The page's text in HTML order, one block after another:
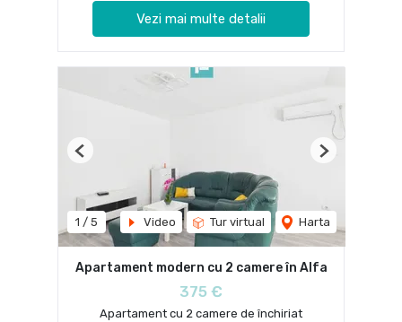
Vezi mai multe detalii
1 / 5 Video Tur virtual Harta
Previous Next
Apartament modern cu 2 camere în Alfa
375 €
Apartament cu 2 camere de închiriat